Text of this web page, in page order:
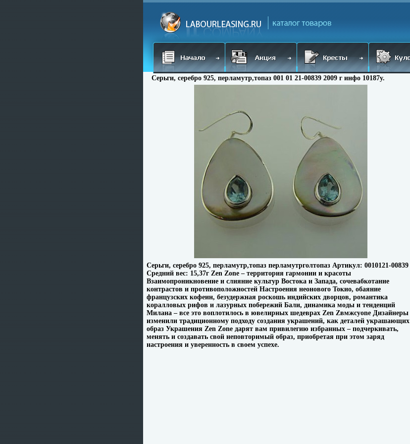
Серьги, серебро 925, перламутр,топаз 001 01 21-00839 2009 г инфо 10187y.
Серьги, серебро 925, перламутр,топаз перламутрголтопаз Артикул: 0010121-00839
Средний вес: 15,37г Zen Zone – территория гармонии и красоты
Взаимопроникновение и слияние культур Востока и Запада, сочевабкотание
контрастов и противоположностей Настроения неонового Токио, обаяние
французских кофеин, безудержная роскошь индийских дворцов, романтика
коралловых рифов и лазурных побережий Бали, динамика моды и тенденций
Милана – все это воплотилось в ювелирных шедеврах Zen Zвмжсуone Дизайнеры
изменили традиционному подходу создания украшений, как деталей украшающих
образ Украшения Zen Zone дарят вам привилегию избранных – подчеркивать,
менять и создавать свой неповторимый образ, приобретая при этом заряд
настроения и уверенность в своем успехе.